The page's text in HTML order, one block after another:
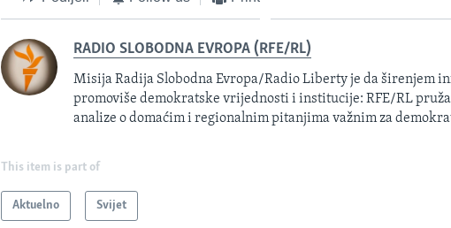
RADIO SLOBODNA EVROPA (RFE/RL)
Misija Radija Slobodna Evropa/Radio Liberty je da širenjem
promoviše demokratske vrijednosti i institucije: RFE/RL
analize o domaćim i regionalnim pitanjima važnim za
This item is part of
Aktuelno Svijet